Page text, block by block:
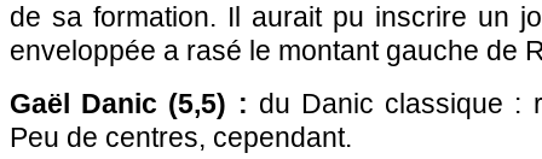
de sa formation. Il aurait pu inscrire un
enveloppée a rasé le montant gauche de
Gaël Danic (5,5) : du Danic classique :
Peu de centres, cependant.